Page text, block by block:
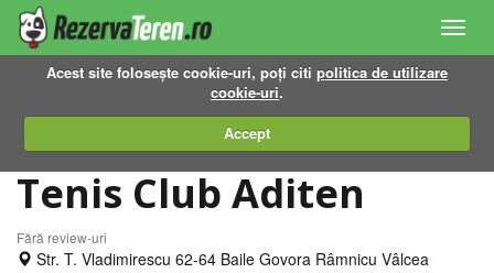
Acest site folosește cookie-uri, poți citi politica de utilizare
cookie-uri.
Accept
Tenis Club Aditen
Fără review-uri
Str. T. Vladimirescu 62-64 Baile Govora Râmnicu Vâlcea